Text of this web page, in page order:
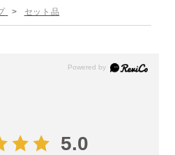
> セット品
5.0